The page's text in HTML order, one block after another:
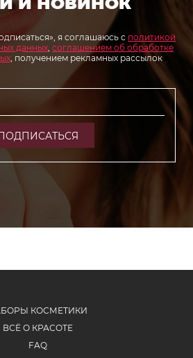
я соглашаюсь с политикой
данных соглашением об обработке
, получением рекламных рассылок
КОСМЕТИКИ
ВСЁ О КРАСОТЕ
FAQ